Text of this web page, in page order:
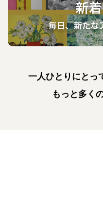
一人ひとりにとっ
もっと多く